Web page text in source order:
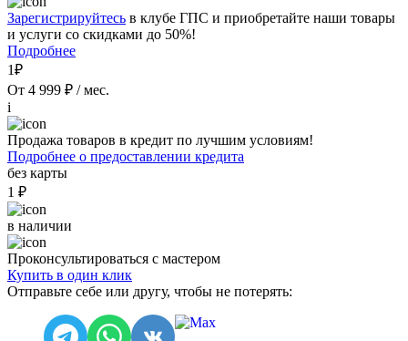
Зарегистрируйтесь в клубе ГПС и приобретайте наши товары
и услуги со скидками до 50%!
Подробнее
1₽
От 4 999 ₽ / мес.
i
Продажа товаров в кредит по лучшим условиям!
Подробнее о предоставлении кредита
без карты
1 ₽
в наличии
Проконсультироваться с мастером
Купить в один клик
Отправьте себе или другу, чтобы не потерять: